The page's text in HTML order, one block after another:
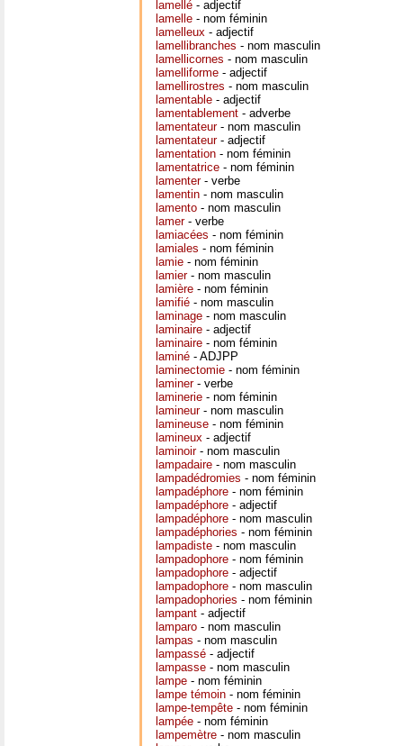
lamellé - adjectif
lamelle - nom féminin
lamelleux - adjectif
lamellibranches - nom masculin
lamellicornes - nom masculin
lamelliforme - adjectif
lamellirostres - nom masculin
lamentable - adjectif
lamentablement - adverbe
lamentateur- nom masculin
lamentateur- adjectif
lamentation - nom féminin
lamentatrice - nom féminin
lamenter- verbe
lamentin - nom masculin
lamento - nom masculin
lamer- verbe
lamiacées - nom féminin
lamiales - nom féminin
lamie - nom féminin
lamier- nom masculin
lamière - nom féminin
lamifié - nom masculin
laminage - nom masculin
laminaire - adjectif
laminaire - nom féminin
laminé - ADJPP
laminectomie - nom féminin
laminer- verbe
laminerie - nom féminin
lamineur- nom masculin
lamineuse - nom féminin
lamineux - adjectif
laminoir- nom masculin
lampadaire - nom masculin
lampadédromies - nom féminin
lampadéphore - nom féminin
lampadéphore - adjectif
lampadéphore - nom masculin
lampadéphories - nom féminin
lampadiste - nom masculin
lampadophore - nom féminin
lampadophore - adjectif
lampadophore - nom masculin
lampadophories - nom féminin
lampant - adjectif
lamparo - nom masculin
lampas - nom masculin
lampassé - adjectif
lampasse - nom masculin
lampe - nom féminin
lampe témoin - nom féminin
lampe-tempête - nom féminin
lampée - nom féminin
lampemètre - nom masculin